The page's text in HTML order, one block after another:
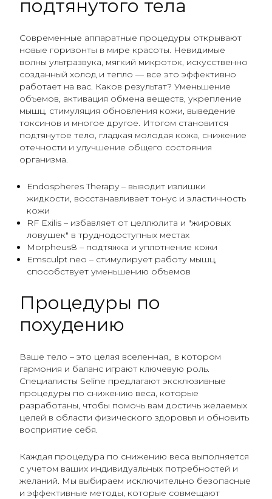
подтянутого тела
Современные аппаратные процедуры открывают
новые горизонты в мире красоты. Невидимые
волны ультразвука, мягкий микроток, искусственно
созданный холод и тепло — все это эффективно
работает на вас. Каков результат? Уменьшение
объемов, активация обмена веществ, укрепление
мышц, стимуляция обновления кожи, выведение
токсинов и многое другое. Итогом становится
подтянутое тело, гладкая молодая кожа, снижение
отечности и улучшение общего состояния
организма.
Endospheres Therapy – выводит излишки
жидкости, восстанавливает тонус и эластичность
кожи
RF Exilis – избавляет от целлюлита и "жировых
ловушек" в труднодоступных местах
Morpheus8 – подтяжка и уплотнение кожи
Еmsculpt neo – стимулирует работу мышц,
способствует уменьшению объемов
Процедуры по
похудению
Ваше тело – это целая вселенная,, в котором
гармония и баланс играют ключевую роль.
Специалисты Seline предлагают эксклюзивные
процедуры по снижению веса, которые
разработаны, чтобы помочь вам достичь желаемых
целей в области физического здоровья и обновить
восприятие себя.
Каждая процедура по снижению веса выполняется
с учетом ваших индивидуальных потребностей и
желаний. Мы выбираем исключительно безопасные
и эффективные методы, которые совмещают